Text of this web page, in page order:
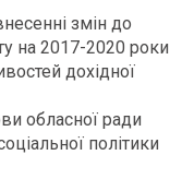
змін до
на 2017-2020 роки
дохідної
обласної ради
політики